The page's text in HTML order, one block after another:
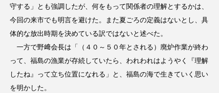
守する」とも強調したが、何をもって関係者の理解とするかは、
今回の来市でも明言を避けた。また夏ごろの定義はないとし、具
体的な放出時期を決めている訳ではないと述べた。
一方で野﨑会長は「（４０～５０年とされる）廃炉作業が終わ
って、福島の漁業が存続していたら、われわれはようやく『理解
したね』って立ち位置になれる」と、福島の海で生きていく思い
を明かした。